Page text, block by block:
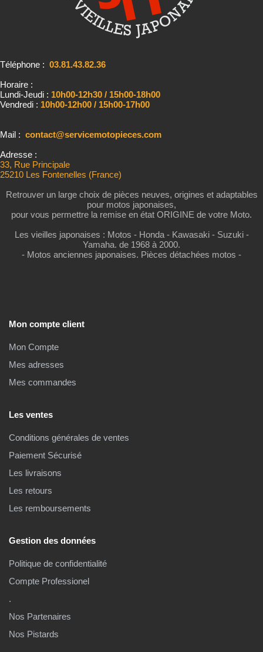
Téléphone : 03.81.43.82.36
Horaire :
Lundi-Jeudi : 10h00-12h30 / 15h00-18h00
Vendredi : 10h00-12h00 / 15h00-17h00
Mail : contact@servicemotopieces.com
Adresse :
33, Rue Principale
25210 Les Fontenelles (France)
Retrouver un large choix de pièces neuves, origines et adaptables
pour motos japonaises,
pour vous permettre la remise en état ORIGINE de votre Moto.
Les vieilles japonaises : Motos - Honda - Kawasaki - Suzuki -
Yamaha. de 1968 à 2000.
- Motos anciennes japonaises. Pièces détachées motos -
Mon compte client
Mon Compte
Mes adresses
Mes commandes
Les ventes
Conditions générales de ventes
Paiement Sécurisé
Les livraisons
Les retours
Les remboursements
Gestion des données
Politique de confidentialité
Compte Professionel
.
Nos Partenaires
Nos Pistards